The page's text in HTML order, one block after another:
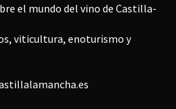
el mundo del vino de Castilla-
viticultura, enoturismo y